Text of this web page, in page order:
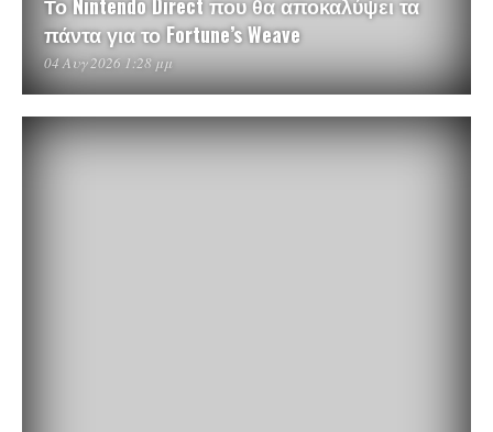
πάντα για το Fortune’s Weave
04 Αυγ 2026 1:28 μμ